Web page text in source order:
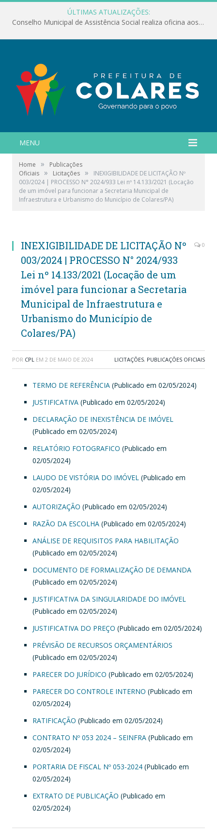
ÚLTIMAS ATUALIZAÇÕES:
Conselho Municipal de Assistência Social realiza oficina aos servidores
MENU
Home »
Publicações
Oficiais » Licitações »
INEXIGIBILIDADE DE LICITAÇÃO Nº
003/2024 | PROCESSO N° 2024/933 Lei nº 14.133/2021 (Locação
de um imóvel para funcionar a Secretaria Municipal de
Infraestrutura e Urbanismo do Município de Colares/PA)
INEXIGIBILIDADE DE LICITAÇÃO Nº
003/2024 | PROCESSO N° 2024/933
Lei nº 14.133/2021 (Locação de um
imóvel para funcionar a Secretaria
Municipal de Infraestrutura e
Urbanismo do Município de
Colares/PA)
0
POR CPL EM 2 DE MAIO DE 2024 LICITAÇÕES, PUBLICAÇÕES OFICIAIS
TERMO DE REFERÊNCIA (Publicado em 02/05/2024)
JUSTIFICATIVA (Publicado em 02/05/2024)
DECLARAÇÃO DE INEXISTÊNCIA DE IMÓVEL
(Publicado em 02/05/2024)
RELATÓRIO FOTOGRAFICO (Publicado em
02/05/2024)
LAUDO DE VISTÓRIA DO IMÓVEL (Publicado em
02/05/2024)
AUTORIZAÇÃO (Publicado em 02/05/2024)
RAZÃO DA ESCOLHA (Publicado em 02/05/2024)
ANÁLISE DE REQUISITOS PARA HABILITAÇÃO
(Publicado em 02/05/2024)
DOCUMENTO DE FORMALIZAÇÃO DE DEMANDA
(Publicado em 02/05/2024)
JUSTIFICATIVA DA SINGULARIDADE DO IMÓVEL
(Publicado em 02/05/2024)
JUSTIFICATIVA DO PREÇO (Publicado em 02/05/2024)
PRÉVISÃO DE RECURSOS ORÇAMENTÁRIOS
(Publicado em 02/05/2024)
PARECER DO JURÍDICO (Publicado em 02/05/2024)
PARECER DO CONTROLE INTERNO (Publicado em
02/05/2024)
RATIFICAÇÃO (Publicado em 02/05/2024)
CONTRATO Nº 053 2024 – SEINFRA (Publicado em
02/05/2024)
PORTARIA DE FISCAL Nº 053-2024 (Publicado em
02/05/2024)
EXTRATO DE PUBLICAÇÃO (Publicado em
02/05/2024)